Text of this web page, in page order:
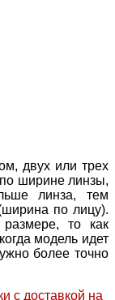
двух или трех
ширине линзы,
линза, тем
по лицу).
то как
модель идет
более точно
с доставкой на